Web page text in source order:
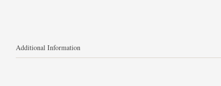
Additional Information